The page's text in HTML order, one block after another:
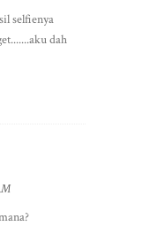
selfienya
dah